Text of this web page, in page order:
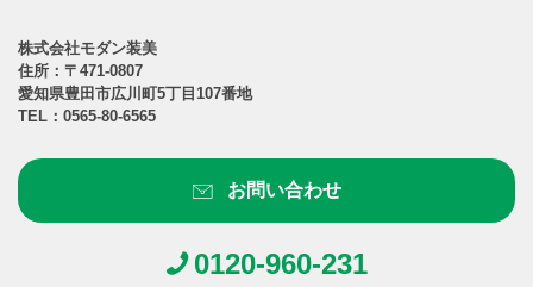
株式会社モダン装美
住所：〒471-0807
愛知県豊田市広川町5丁目107番地
TEL： 0565-80-6565
お問い合わせ
0120-960-231